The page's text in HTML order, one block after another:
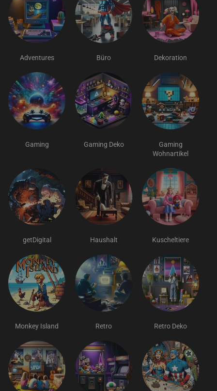
Adventures Büro Dekoration
Gaming Gaming Deko
Gaming
Wohnartikel
getDigital Haushalt Kuscheltiere
Monkey Island Retro Retro Deko